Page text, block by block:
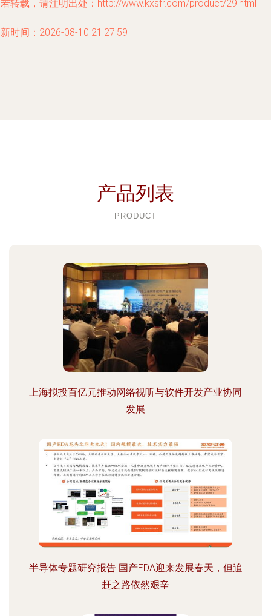
转载，请注明出处：http://www.kxsfr.com/product/29.html
时间：2026-08-10 21:27:59
产品列表
PRODUCT
上海拟投百亿元推动网络视听与软件开发产业协同
发展
半导体专题研究报告 国产EDA迎来发展春天，但追
赶之路依然艰辛